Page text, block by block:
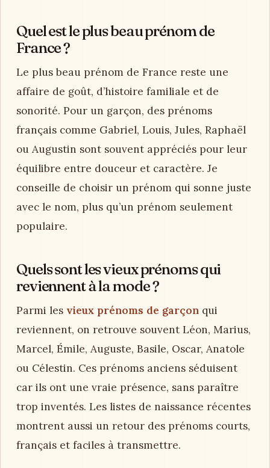
Quel est le plus beau prénom de
France ?
Le plus beau prénom de France reste une
affaire de goût, d’histoire familiale et de
sonorité. Pour un garçon, des prénoms
français comme Gabriel, Louis, Jules, Raphaël
ou Augustin sont souvent appréciés pour leur
équilibre entre douceur et caractère. Je
conseille de choisir un prénom qui sonne juste
avec le nom, plus qu’un prénom seulement
populaire.
Quels sont les vieux prénoms qui
reviennent à la mode ?
Parmi les vieux prénoms de garçon qui
reviennent, on retrouve souvent Léon, Marius,
Marcel, Émile, Auguste, Basile, Oscar, Anatole
ou Célestin. Ces prénoms anciens séduisent
car ils ont une vraie présence, sans paraître
trop inventés. Les listes de naissance récentes
montrent aussi un retour des prénoms courts,
français et faciles à transmettre.